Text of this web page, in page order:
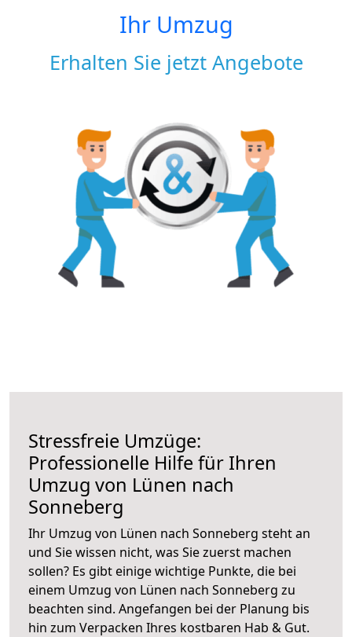
Ihr Umzug
Erhalten Sie jetzt Angebote
Stressfreie Umzüge:
Professionelle Hilfe für Ihren
Umzug von Lünen nach
Sonneberg
Ihr Umzug von Lünen nach Sonneberg steht an
und Sie wissen nicht, was Sie zuerst machen
sollen? Es gibt einige wichtige Punkte, die bei
einem Umzug von Lünen nach Sonneberg zu
beachten sind. Angefangen bei der Planung bis
hin zum Verpacken Ihres kostbaren Hab & Gut.